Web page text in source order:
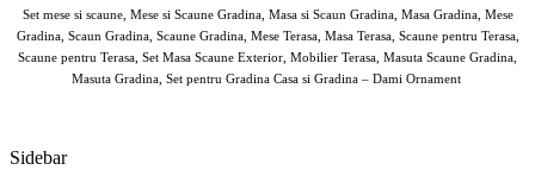
Set mese si scaune, Mese si Scaune Gradina, Masa si Scaun Gradina, Masa Gradina, Mese
Gradina, Scaun Gradina, Scaune Gradina, Mese Terasa, Masa Terasa, Scaune pentru Terasa,
Scaune pentru Terasa, Set Masa Scaune Exterior, Mobilier Terasa, Masuta Scaune Gradina,
Masuta Gradina, Set pentru Gradina Casa si Gradina – Dami Ornament
Sidebar